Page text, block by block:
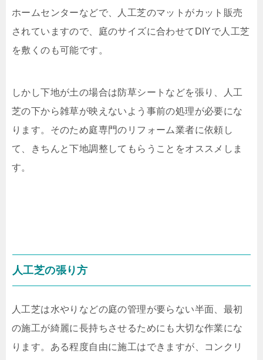
ホームセンターなどで、人工芝のマットがカット販売
されていますので、庭のサイズに合わせて DIYで人工芝
を敷くのも可能です。
しかし下地が土の場合は防草シートなどを張り、人工
芝の下から雑草が映えないよう事前の処理が必要にな
ります。そのため庭専門のリフォーム業者に依頼し
て、きちんと下地調整してもらうことをオススメしま
す。
人工芝の張り方
人工芝は水やりなどの庭の管理が要らない半面、最初
の施工が綺麗に長持ちさせるためにも大切な作業にな
ります。ある程度自由に施工はできますが、コンクリ